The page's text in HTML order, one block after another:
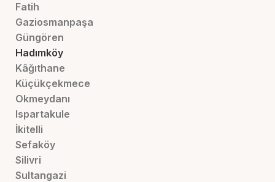
Fatih
Gaziosmanpaşa
Güngören
Hadımköy
Kâğıthane
Küçükçekmece
Okmeydanı
Ispartakule
İkitelli
Sefaköy
Silivri
Sultangazi